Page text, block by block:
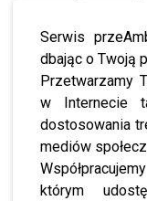
Serwis
dbając o Twoją
Przetwarzamy
w Internecie
dostosowania
mediów
którym
Organizacja
traktowanie psa
poprzez
Post